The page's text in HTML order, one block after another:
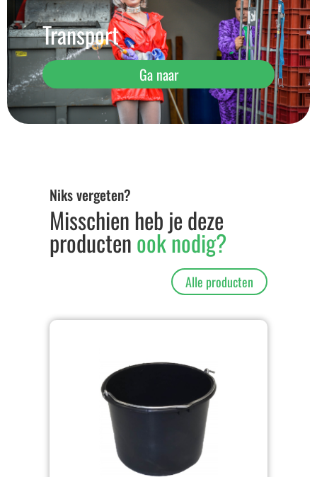
Transport
Ga naar
Niks vergeten?
Misschien heb je deze
productenook nodig?
Alle producten